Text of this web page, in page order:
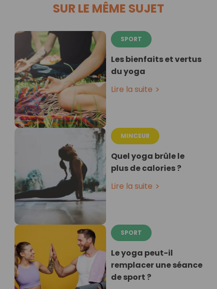
SUR LE MÊME SUJET
SPORT
Les bienfaits et vertus
du yoga
Lire la suite
MINCEUR
Quel yoga brûle le
plus de calories ?
Lire la suite
SPORT
Le yoga peut-il
remplacer une séance
de sport ?